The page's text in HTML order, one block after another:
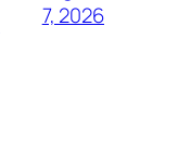
7, 2026